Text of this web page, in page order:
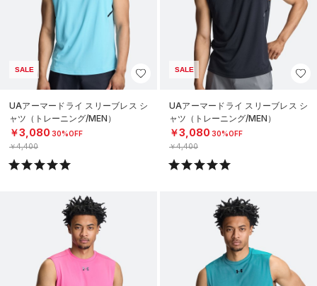
SALE
UAアーマードライ スリーブレス シ
ャツ（トレーニング/MEN）
￥3,080 30%OFF
￥4,400
SALE
UAアーマードライ スリーブレス シ
ャツ（トレーニング/MEN）
￥3,080 30%OFF
￥4,400